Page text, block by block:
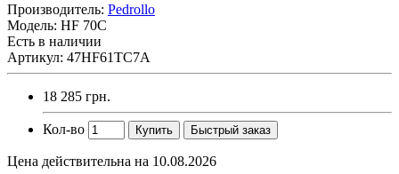
Производитель: Pedrollo
Модель: HF 70C
Есть в наличии
Артикул: 47HF61TC7A
18 285 грн.
Кол-во Купить Быстрый заказ
Цена действительна на 10.08.2026